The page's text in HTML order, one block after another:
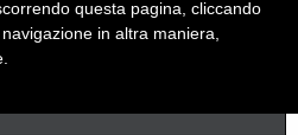
questa pagina, cliccando
in altra maniera,